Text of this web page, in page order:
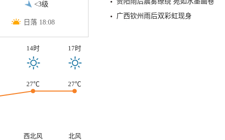
<3级
日落 18:08
14时 17时
27℃ 27℃
西北风
北风
广西钦州雨后双彩虹现身